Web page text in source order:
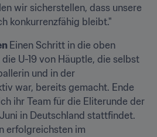
wir sicherstellen, dass unsere
konkurrenzfähig bleibt."
Einen Schritt in die oben
U-19 von Häuptle, die selbst
und in der
war, bereits gemacht. Ende
ihr Team für die Eliterunde der
in Deutschland stattfindet.
erfolgreichsten im